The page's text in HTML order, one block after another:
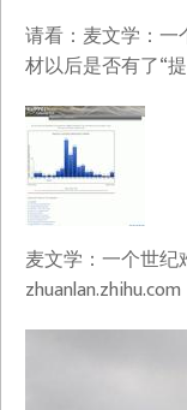
请看：麦文学：
材以后是否有了“
麦文学：一个世纪
zhuanlan.zhihu.com